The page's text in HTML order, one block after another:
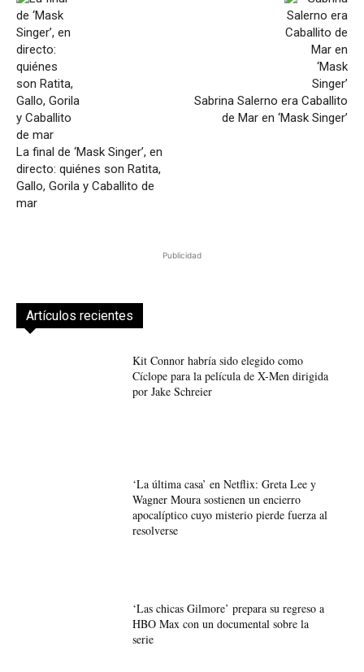
La final de ‘Mask Singer’, en
directo: quiénes son Ratita,
Gallo, Gorila y Caballito de
mar
Sabrina Salerno era Caballito
de Mar en ‘Mask Singer’
Publicidad
Artículos recientes
Kit Connor habría sido elegido como
Cíclope para la película de X-Men dirigida
por Jake Schreier
‘La última casa’ en Netflix: Greta Lee y
Wagner Moura sostienen un encierro
apocalíptico cuyo misterio pierde fuerza al
resolverse
‘Las chicas Gilmore’ prepara su regreso a
HBO Max con un documental sobre la
serie